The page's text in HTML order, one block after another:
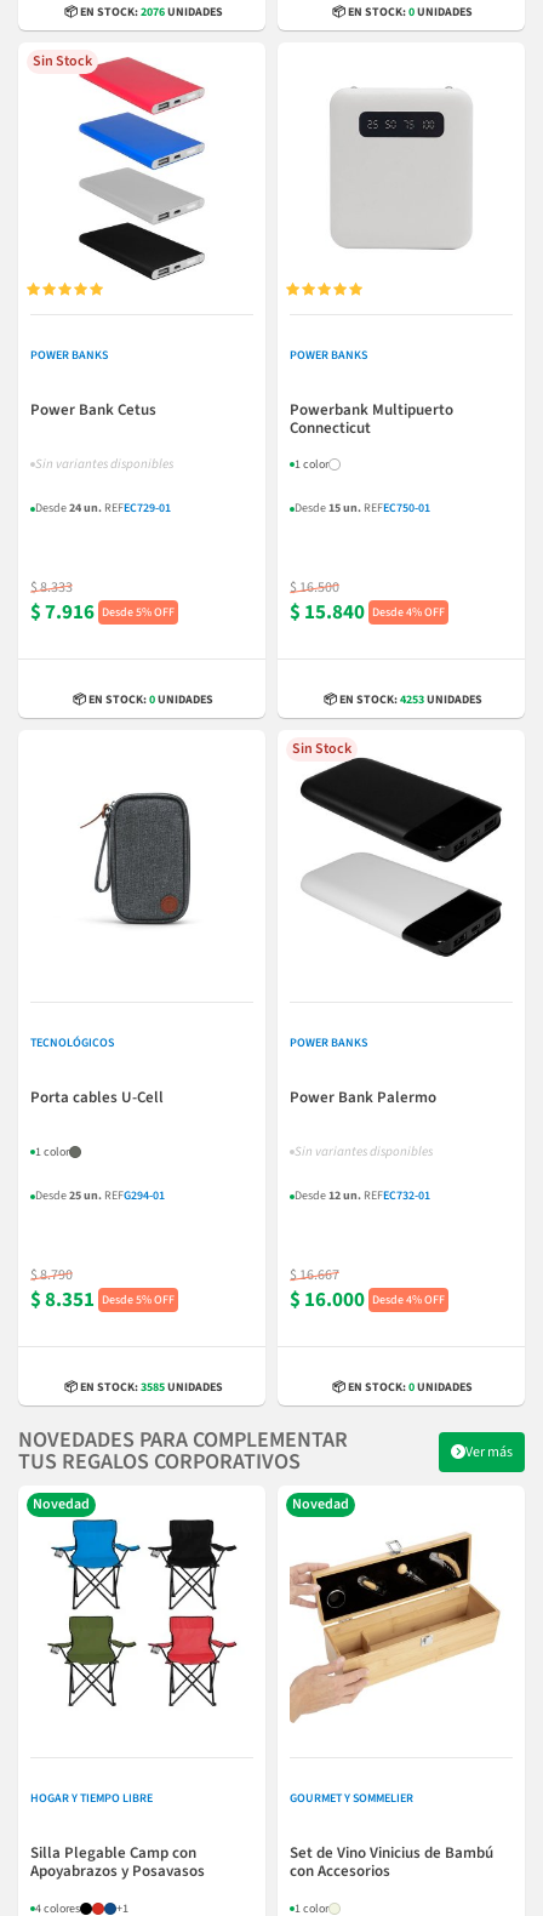
📦 EN STOCK:2076UNIDADES 📦 EN STOCK:0UNIDADES

Sin Stock
POWER BANKS
Power Bank Cetus
Sin variantes disponibles
Desde24 un. REFEC729-01
$ 8.333
$ 7.916 5% OFF
📦 EN STOCK:0UNIDADES

POWER BANKS
Powerbank Multipuerto
Connecticut
1 color
Desde15 un. REFEC750-01
$ 16.500
$ 15.840 4% OFF
📦 EN STOCK:4253UNIDADES
TECNOLÓGICOS
Porta cables U-Cell
1 color
Desde25 un. REFG294-01
$ 8.790
$ 8.351 5% OFF
📦 EN STOCK:3585UNIDADES
Sin Stock
POWER BANKS
Power Bank Palermo
Sin variantes disponibles
Desde12 un. REFEC732-01
$ 16.667
$ 16.000 4% OFF
📦 EN STOCK:0UNIDADES
NOVEDADES PARA COMPLEMENTAR
TUS REGALOS CORPORATIVOS Ver más
Novedad
HOGAR Y TIEMPO LIBRE
Silla Plegable Camp con
Apoyabrazos y Posavasos
4 colores +1
Novedad
GOURMET Y SOMMELIER
Set de Vino Vinicius de Bambú
con Accesorios
1 color